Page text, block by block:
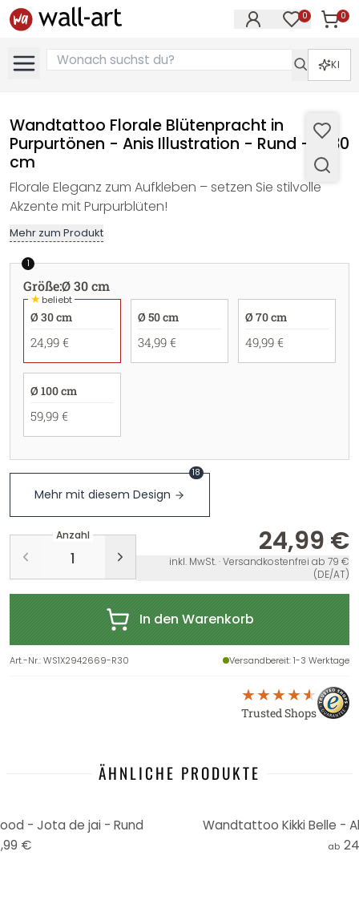
0 0
KI
Wandtattoo Florale Blütenpracht in
Purpurtönen - Anis Illustration - Rund - Ø 30
cm
Florale Eleganz zum Aufkleben – setzen Sie stilvolle
Akzente mit Purpurblüten!
Mehr zum Produkt
1
Größe:Ø 30 cm
★beliebt
Ø 30 cm
24,99 €
Ø 50 cm
34,99 €
Ø 70 cm
49,99 €
Ø 100 cm
59,99 €
Mehr mit diesem Design
18
Anzahl 24,99 €
inkl. MwSt. · Versandkostenfrei ab 79 €
(DE/AT)
In den Warenkorb
Art.-Nr.:WS1X2942669-R30 Versandbereit: 1-3 Werktage
Trusted Shops
ÄHNLICHE PRODUKTE
- Jota de jai - Rund
€
Wandtattoo Kikki Belle -
ab